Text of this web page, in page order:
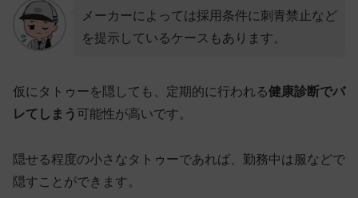
メーカーによっては採用条件に刺青禁止など
を提示しているケースもあります。
仮にタトゥーを隠しても、定期的に行われる健康診断でバ
レてしまう可能性が高いです。
隠せる程度の小さなタトゥーであれば、勤務中は服などで
隠すことができます。